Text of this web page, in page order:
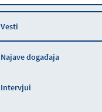
Vesti
Najave događaja
Intervjui